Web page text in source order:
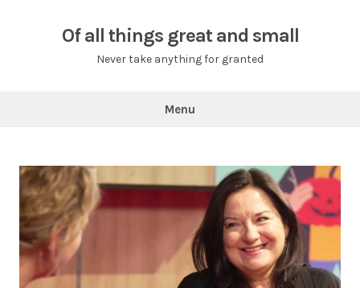
Of all things great and small
Never take anything for granted
Menu